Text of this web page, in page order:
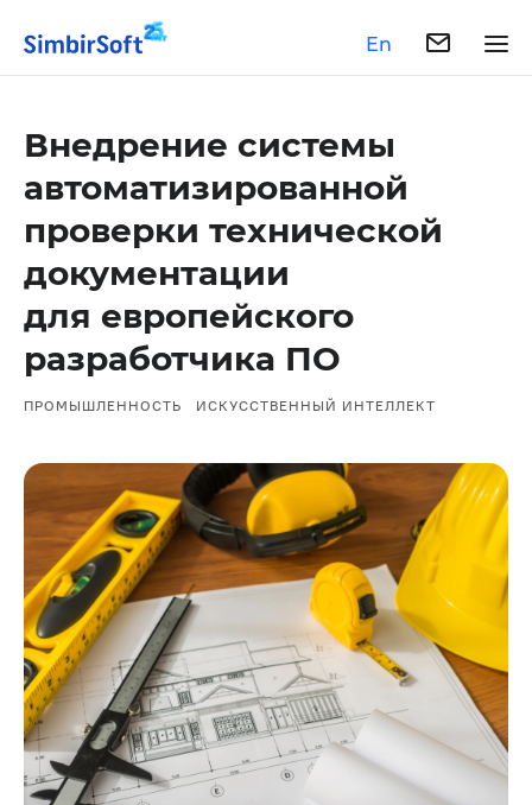
En
Внедрение системы
автоматизированной
проверки технической
документации
для европейского
разработчика ПО
ПРОМЫШЛЕННОСТЬ ИСКУССТВЕННЫЙ ИНТЕЛЛЕКТ